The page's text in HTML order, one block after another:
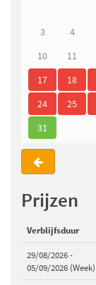
3
4
10
11
17
18
24
25
31
Prijzen
Verblijfsduur
29/08/2026 -
05/09/2026 (Week)